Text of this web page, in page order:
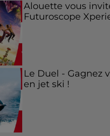
Alouette vous
Futuroscope
Le Duel - Gagnez
en jet ski !